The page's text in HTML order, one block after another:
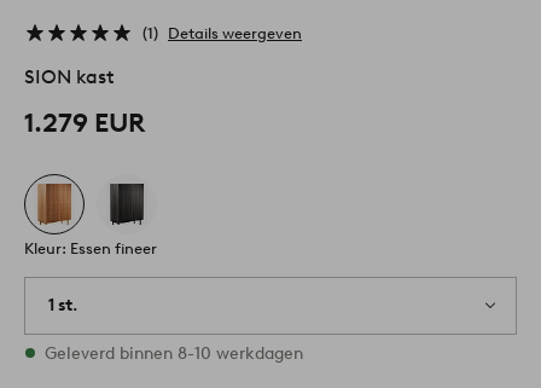
1 Details weergeven
SION kast
1.279 EUR
Kleur: Essen fineer
1 st.
Op voorraad
Geleverd binnen 8-10 werkdagen